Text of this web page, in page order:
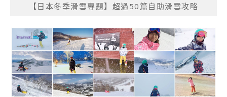
【日本冬季滑雪專題】超過50篇自助滑雪攻略